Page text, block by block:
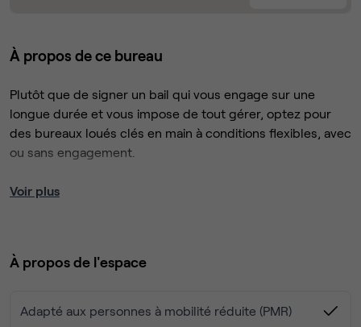
À propos de ce bureau
Plutôt que de signer un bail qui vous engage sur une
longue durée et vous impose de tout gérer, optez pour
des bureaux loués clés en main à conditions flexibles, avec
ou sans engagement.
Libérez-vous des contraintes: travaux, entretien,
- Connexion Internet fibrée Wifi et RJ45
- Thé café à volonté
Voir plus
À propos de l'espace
Adapté aux personnes à mobilité réduite (PMR)